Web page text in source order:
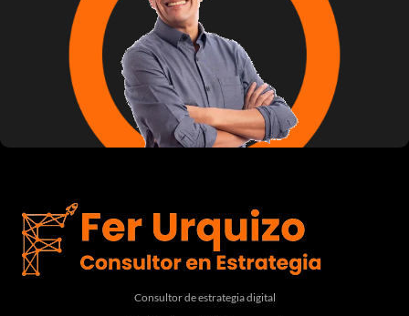
Consultor de estrategia digital